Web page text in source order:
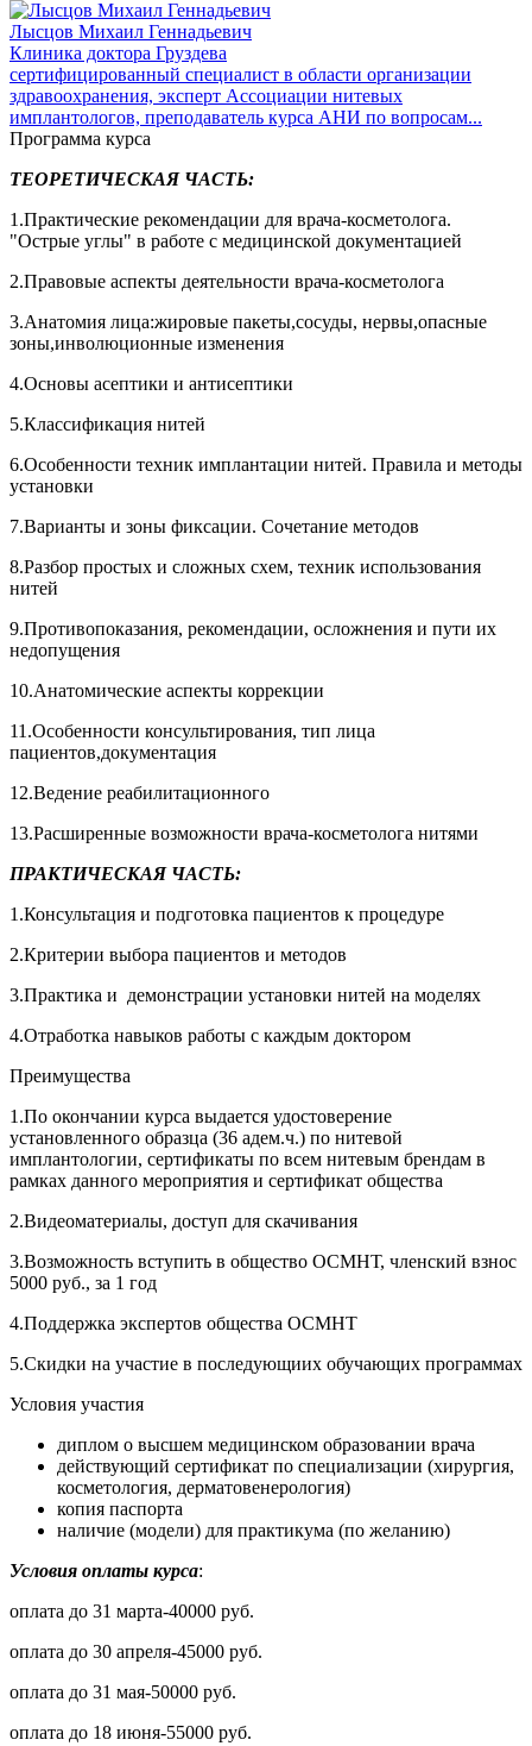
Лысцов Михаил Геннадьевич
Клиника доктора Груздева
сертифицированный специалист в области организации
здравоохранения, эксперт Ассоциации нитевых
имплантологов, преподаватель курса АНИ по вопросам...
Программа курса
ТЕОРЕТИЧЕСКАЯ ЧАСТЬ:
1.Практические рекомендации для врача-косметолога.
"Острые углы" в работе с медицинской документацией
2.Правовые аспекты деятельности врача-косметолога
3.Анатомия лица:жировые пакеты,сосуды, нервы,опасные
зоны,инволюционные изменения
4.Основы асептики и антисептики
5.Классификация нитей
6.Особенности техник имплантации нитей. Правила и методы
установки
7.Варианты и зоны фиксации. Сочетание методов
8.Разбор простых и сложных схем, техник использования
нитей
9.Противопоказания, рекомендации, осложнения и пути их
недопущения
10.Анатомические аспекты коррекции
11.Особенности консультирования, тип лица
пациентов,документация
12.Ведение реабилитационного
13.Расширенные возможности врача-косметолога нитями
ПРАКТИЧЕСКАЯ ЧАСТЬ:
1.Консультация и подготовка пациентов к процедуре
2.Критерии выбора пациентов и методов
3.Практика и демонстрации установки нитей на моделях
4.Отработка навыков работы с каждым доктором
Преимущества
1.По окончании курса выдается удостоверение
установленного образца (36 адем.ч.) по нитевой
имплантологии, сертификаты по всем нитевым брендам в
рамках данного мероприятия и сертификат общества
2.Видеоматериалы, доступ для скачивания
3.Возможность вступить в общество ОСМНТ, членский взнос
5000 руб., за 1 год
4.Поддержка экспертов общества ОСМНТ
5.Скидки на участие в последующиих обучающих программах
Условия участия
диплом о высшем медицинском образовании врача
действующий сертификат по специализации (хирургия,
косметология, дерматовенерология)
копия паспорта
наличие (модели) для практикума (по желанию)
Условия оплаты курса:
оплата до 31 марта-40000 руб.
оплата до 30 апреля-45000 руб.
оплата до 31 мая-50000 руб.
оплата до 18 июня-55000 руб.